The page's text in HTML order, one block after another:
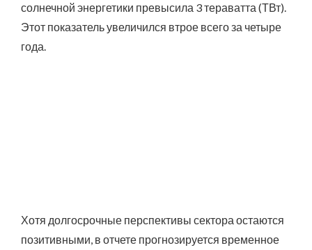
солнечной энергетики превысила 3 тераватта (ТВт).
Этот показатель увеличился втрое всего за четыре
года.
Хотя долгосрочные перспективы сектора остаются
позитивными, в отчете прогнозируется временное